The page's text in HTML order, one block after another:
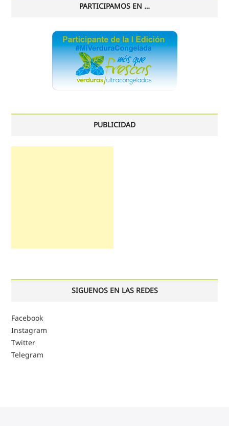
PARTICIPAMOS EN …
PUBLICIDAD
SIGUENOS EN LAS REDES
Facebook
Instagram
Twitter
Telegram